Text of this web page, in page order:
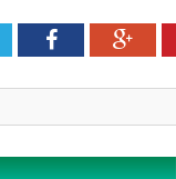
Facebook